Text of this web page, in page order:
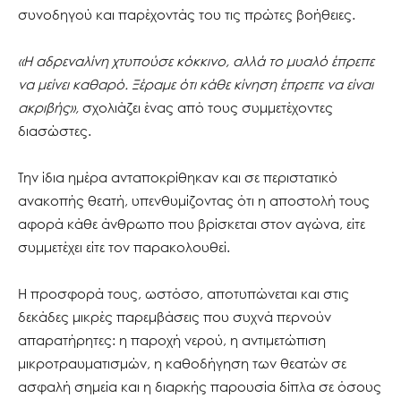
συνοδηγού και παρέχοντάς του τις πρώτες βοήθειες.
«Η αδρεναλίνη χτυπούσε κόκκινο, αλλά το μυαλό έπρεπε
να μείνει καθαρό. Ξέραμε ότι κάθε κίνηση έπρεπε να είναι
ακριβής», σχολιάζει ένας από τους συμμετέχοντες
διασώστες.
Την ίδια ημέρα ανταποκρίθηκαν και σε περιστατικό
ανακοπής θεατή, υπενθυμίζοντας ότι η αποστολή τους
αφορά κάθε άνθρωπο που βρίσκεται στον αγώνα, είτε
συμμετέχει είτε τον παρακολουθεί.
Η προσφορά τους, ωστόσο, αποτυπώνεται και στις
δεκάδες μικρές παρεμβάσεις που συχνά περνούν
απαρατήρητες: η παροχή νερού, η αντιμετώπιση
μικροτραυματισμών, η καθοδήγηση των θεατών σε
ασφαλή σημεία και η διαρκής παρουσία δίπλα σε όσους